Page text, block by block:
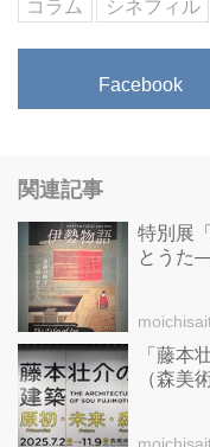
コラム シネフィル
Facebook
関連記事
特別展
とうた―
「藤本
（森美